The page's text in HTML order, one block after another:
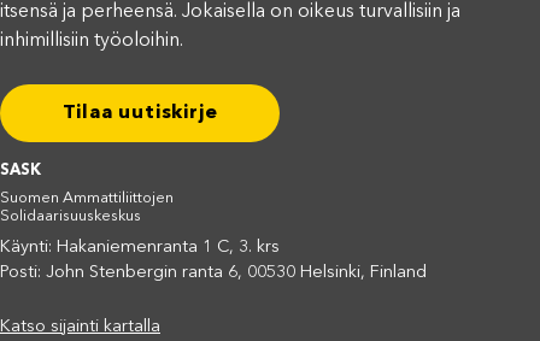
itsensä ja perheensä. Jokaisella on oikeus turvallisiin ja
inhimillisiin työoloihin.
Tilaa uutiskirje
SASK
Suomen Ammattiliittojen
Solidaarisuuskeskus
Käynti: Hakaniemenranta 1 C, 3. krs
Posti: John Stenbergin ranta 6, 00530 Helsinki, Finland
Katso sijainti kartalla